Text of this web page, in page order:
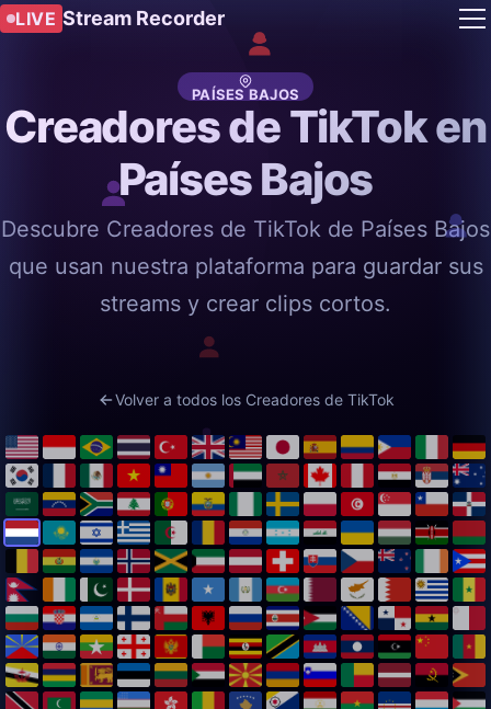
LIVE Stream Recorder
PAÍSES BAJOS
Creadores de TikTok en
Países Bajos
Descubre Creadores de TikTok de Países Bajos
que usan nuestra plataforma para guardar sus
streams y crear clips cortos.
Volver a todos los Creadores de TikTok